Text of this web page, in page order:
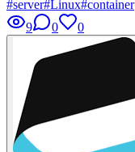
#server#Linux#container
9
0 0